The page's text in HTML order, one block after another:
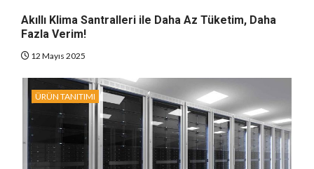
Akıllı Klima Santralleri ile Daha Az Tüketim, Daha
Fazla Verim!
12 Mayıs 2025
ÜRÜN TANITIMI